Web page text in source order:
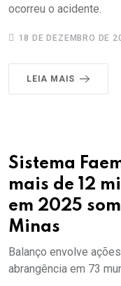
ocorreu o acidente.
18 DE DEZEMBRO DE
LEIA MAIS
Sistema
mais de 12
em 2025
Minas
Balanço envolve
abrangência em 73